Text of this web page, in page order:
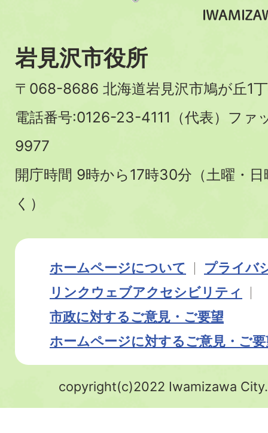
岩見沢市役所
〒068-8686 北海道岩見沢市鳩が丘1
電話番号:0126-23-4111（代表）フ
9977
開庁時間 9時から17時30分（土曜・
く）
ホームページについて
プライバ
リンク ウェブアクセシビリティ
市政に対するご意見・ご要望
ホームページに対するご意見・ご
copyright(c)2022 Iwamizawa